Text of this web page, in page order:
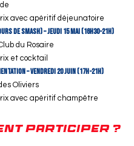
avec apéritif déjeunatoire
de smash) – Jeudi 15 mai (16h30-21h)
du Rosaire
et cocktail
– Vendredi 20 juin (17h-21h)
Oliviers
avec apéritif champêtre
participer ?